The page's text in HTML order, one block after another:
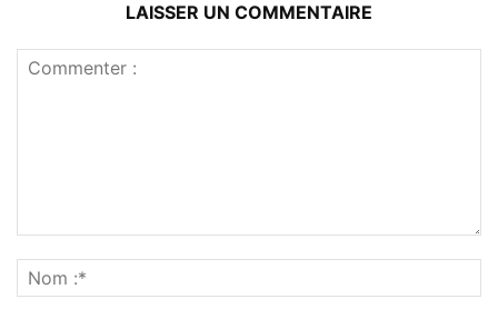
LAISSER UN COMMENTAIRE